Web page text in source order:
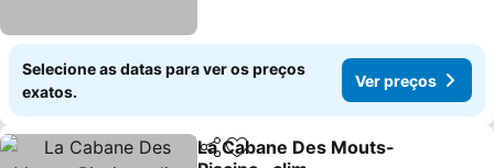
Selecione as datas para ver os preços
exatos.
Ver preços
PartilharAdicionar aos favoritos
La Cabane Des Mouts-